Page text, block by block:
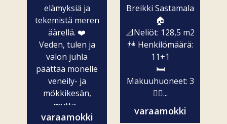
elämyksiä ja
tekemistä meren
äärellä. ❤️
Veden, tulen ja
valon juhla
päättää monelle
veneily- ja
mökkikesän,
mutta...
varaamokki
Breikki Sastamala
🏠
📐Neliöt: 128,5 m2
👫 Henkilömäärä:
11+1
🛏️
Makuuhuoneet: 3
🧖‍♀️...
varaamokki